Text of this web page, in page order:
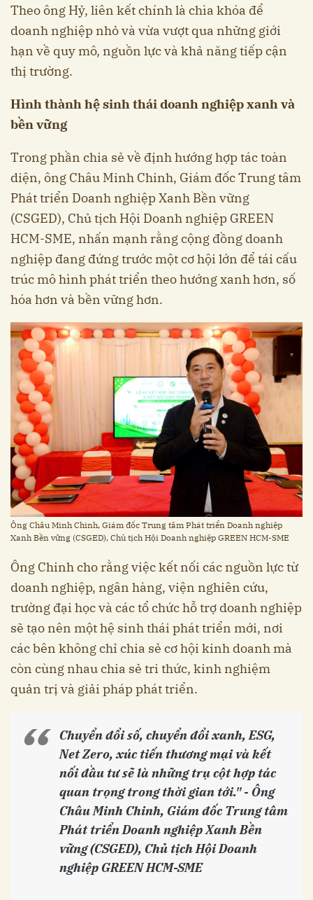
Theo ông Hỷ, liên kết chính là chìa khóa để
doanh nghiệp nhỏ và vừa vượt qua những giới
hạn về quy mô, nguồn lực và khả năng tiếp cận
thị trường.
Hình thành hệ sinh thái doanh nghiệp xanh và
bền vững
Trong phần chia sẻ về định hướng hợp tác toàn
diện, ông Châu Minh Chinh, Giám đốc Trung tâm
Phát triển Doanh nghiệp Xanh Bền vững
(CSGED), Chủ tịch Hội Doanh nghiệp GREEN
HCM-SME, nhấn mạnh rằng cộng đồng doanh
nghiệp đang đứng trước một cơ hội lớn để tái cấu
trúc mô hình phát triển theo hướng xanh hơn, số
hóa hơn và bền vững hơn.
Ông Châu Minh Chinh, Giám đốc Trung tâm Phát triển Doanh nghiệp
Xanh Bền vững (CSGED), Chủ tịch Hội Doanh nghiệp GREEN HCM-SME
Ông Chinh cho rằng việc kết nối các nguồn lực từ
doanh nghiệp, ngân hàng, viện nghiên cứu,
trường đại học và các tổ chức hỗ trợ doanh nghiệp
sẽ tạo nên một hệ sinh thái phát triển mới, nơi
các bên không chỉ chia sẻ cơ hội kinh doanh mà
còn cùng nhau chia sẻ tri thức, kinh nghiệm
quản trị và giải pháp phát triển.
Chuyển đổi số, chuyển đổi xanh, ESG,
Net Zero, xúc tiến thương mại và kết
nối đầu tư sẽ là những trụ cột hợp tác
quan trọng trong thời gian tới." - Ông
Châu Minh Chinh, Giám đốc Trung tâm
Phát triển Doanh nghiệp Xanh Bền
vững (CSGED), Chủ tịch Hội Doanh
nghiệp GREEN HCM-SME